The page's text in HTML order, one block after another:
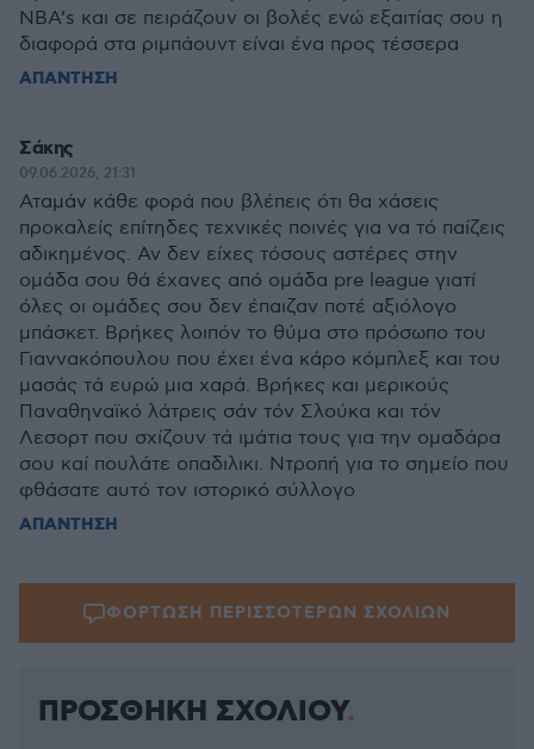
NBA’s και σε πειράζουν οι βολές ενώ εξαιτίας σου η
διαφορά στα ριμπάουντ είναι ένα προς τέσσερα
ΑΠΑΝΤΗΣΗ
Σάκης
09.06.2026, 21:31
Αταμάν κάθε φορά που βλέπεις ότι θα χάσεις
προκαλείς επίτηδες τεχνικές ποινές για να τό παίζεις
αδικημένος. Αν δεν είχες τόσους αστέρες στην
ομάδα σου θά έχανες από ομάδα pre league γιατί
όλες οι ομάδες σου δεν έπαιζαν ποτέ αξιόλογο
μπάσκετ. Βρήκες λοιπόν το θύμα στο πρόσωπο του
Γιαννακόπουλου που έχει ένα κάρο κόμπλεξ και του
μασάς τά ευρώ μια χαρά. Βρήκες και μερικούς
Παναθηναϊκό λάτρεις σάν τόν Σλούκα και τόν
Λεσορτ που σχίζουν τά ιμάτια τους για την ομαδάρα
σου καί πουλάτε οπαδιλικι. Ντροπή για το σημείο που
φθάσατε αυτό τον ιστορικό σύλλογο
ΑΠΑΝΤΗΣΗ
ΦΟΡΤΩΣΗ ΠΕΡΙΣΣΟΤΕΡΩΝ ΣΧΟΛΙΩΝ
ΠΡΟΣΘΗΚΗ ΣΧΟΛΙΟΥ